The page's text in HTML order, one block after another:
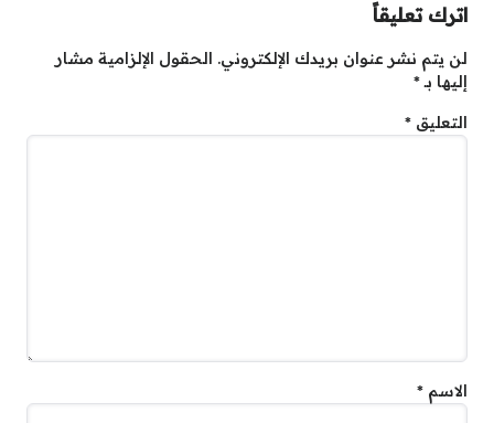
اترك تعليقاً
لن يتم نشر عنوان بريدك الإلكتروني. الحقول الإلزامية مشار
إليها بـ*
التعليق *
الاسم *